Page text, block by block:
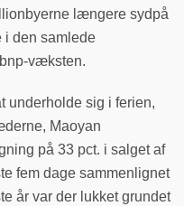
længere sydpå
i den samlede
væksten.
underholde sig i ferien,
Maoyan
på 33 pct. i salget af
fem dage sammenlignet
år var der lukket grundet